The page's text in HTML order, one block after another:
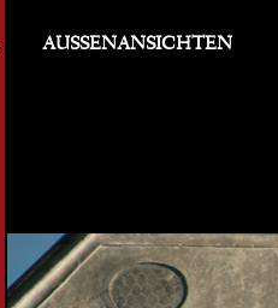
AUSSENANSICHTEN